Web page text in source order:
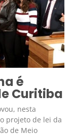
é
Curitiba
nesta
projeto de lei da
de Meio